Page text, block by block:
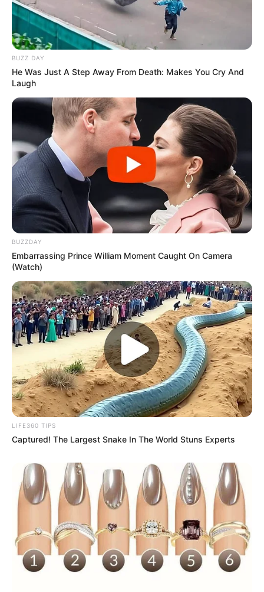
BUZZ DAY
He Was Just A Step Away From Death: Makes You Cry And
Laugh
BUZZDAY
Embarrassing Prince William Moment Caught On Camera
(Watch)
LIFE360 TIPS
Captured! The Largest Snake In The World Stuns Experts